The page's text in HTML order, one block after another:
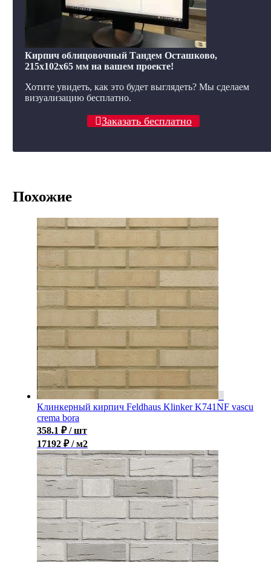
Кирпич облицовочный Тандем Осташково,
215x102x65 мм на вашем проекте!
Хотите увидеть, как это будет выглядеть? Мы сделаем
визуализацию бесплатно.
Заказать бесплатно
Похожие
Клинкерный кирпич Feldhaus Klinker K741NF vascu
crema bora
358.1 ₽ / шт
17192 ₽ / м2